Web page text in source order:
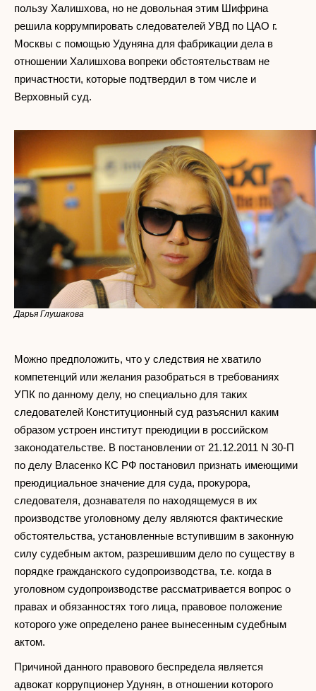
пользу Халишхова, но не довольная этим Шифрина
решила коррумпировать следователей УВД по ЦАО г.
Москвы с помощью Удуняна для фабрикации дела в
отношении Халишхова вопреки обстоятельствам не
причастности, которые подтвердил в том числе и
Верховный суд.
Дарья Глушакова
Можно предположить, что у следствия не хватило
компетенций или желания разобраться в требованиях
УПК по данному делу, но специально для таких
следователей Конституционный суд разъяснил каким
образом устроен институт преюдиции в российском
законодательстве. В постановлении от 21.12.2011 N 30-П
по делу Власенко КС РФ постановил признать имеющими
преюдициальное значение для суда, прокурора,
следователя, дознавателя по находящемуся в их
производстве уголовному делу являются фактические
обстоятельства, установленные вступившим в законную
силу судебным актом, разрешившим дело по существу в
порядке гражданского судопроизводства, т.е. когда в
уголовном судопроизводстве рассматривается вопрос о
правах и обязанностях того лица, правовое положение
которого уже определено ранее вынесенным судебным
актом.
Причиной данного правового беспредела является
адвокат коррупционер Удунян, в отношении которого